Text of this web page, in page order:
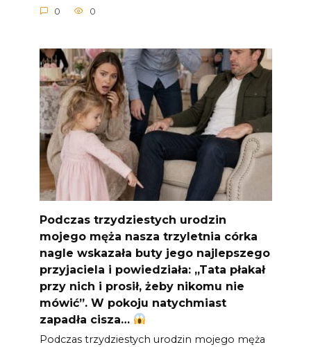
0 0
Podczas trzydziestych urodzin
mojego męża nasza trzyletnia córka
nagle wskazała buty jego najlepszego
przyjaciela i powiedziała: „Tata płakał
przy nich i prosił, żeby nikomu nie
mówić”. W pokoju natychmiast
zapadła cisza…
Podczas trzydziestych urodzin mojego męża